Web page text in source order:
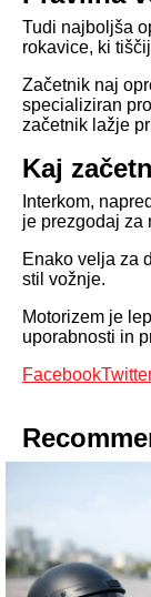
Tudi najboljša
rokavice, ki
Začetnik naj
specializiran
začetnik lažje
Kaj
Interkom,
je prezgodaj za
Enako velja za
stil vožnje.
Motorizem je
uporabnosti in
Facebook